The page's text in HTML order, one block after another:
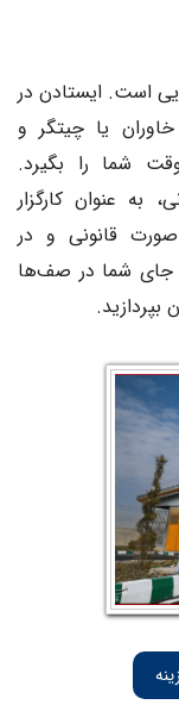
است. ایستادن در
یا چیتگر و
شما را بگیرد.
میدانی، به عنوان کارگزار
قانونی و در
جای شما در صف‌ها